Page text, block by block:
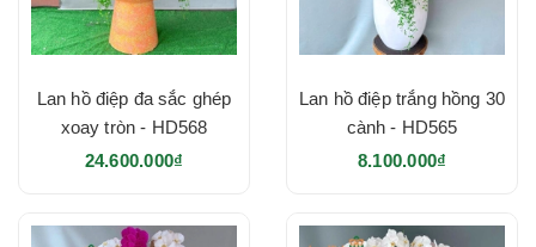
Lan hồ điệp đa sắc ghép
xoay tròn - HD568
24.600.000₫
Lan hồ điệp trắng hồng 30
cành - HD565
8.100.000₫